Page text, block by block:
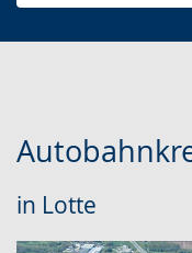
in Lotte